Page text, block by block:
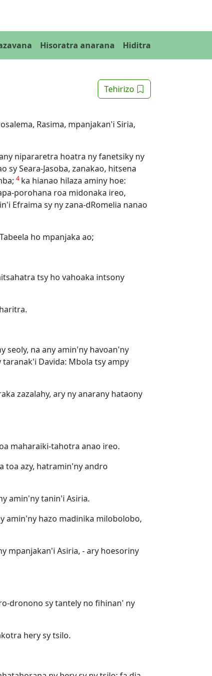
Hisoratra anarana Hiditra
Tehirizo
Rasima, mpanjakan'i Siria,
nipararetra hoatra ny fanetsiky ny
sy Seara-Jasoba, zanakao, hitsena
4 ka hianao hilaza aminy hoe:
porohana roa midonaka ireo,
Efraima sy ny zana-dRomelia nanao
ho mpanjaka ao;
tsy ho vahoaka intsony
seoly, na any amin'ny havoan'ny
taranak'i Davida: Mbola tsy ampy
zazalahy, ary ny anarany hataony
maharaiki-tahotra anao ireo.
toa azy, hatramin'ny andro
amin'ny tanin'i Asiria.
amin'ny hazo madinika milobolobo,
mpanjakan'i Asiria, - ary hoesoriny
dronono sy tantely no fihinan' ny
hery sy tsilo.